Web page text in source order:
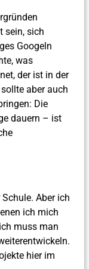
sein, sich
Googeln
was
der ist in der
aber auch
Die
dauern – ist
Aber ich
ich mich
muss man
hier im